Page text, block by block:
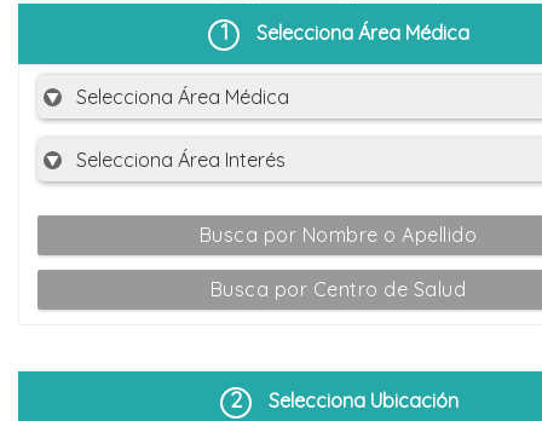
1 Selecciona Área Médica
Busca por Nombre o Apellido
Busca por Centro de Salud
2 Selecciona Ubicación